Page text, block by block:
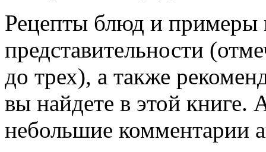
Рецепты блюд и примеры
представительности
до трех), а также
вы найдете в этой книге.
небольшие комментарии